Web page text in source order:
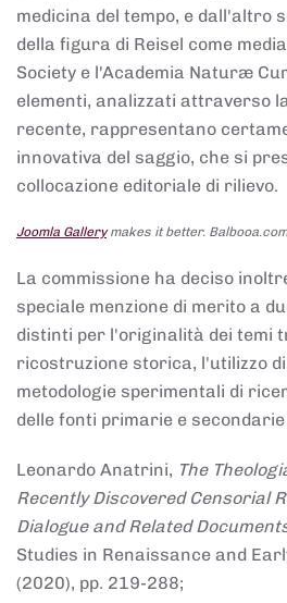
medicina del tempo, e dall'altro
della figura di Reisel come
Society e l'Academia Naturæ
elementi, analizzati attraverso
recente, rappresentano
innovativa del saggio, che si
collocazione editoriale di rilievo.
Joomla Gallerymakes it better. Balbooa.com
La commissione ha deciso
speciale menzione di merito a
distinti per l'originalità dei temi
ricostruzione storica, l'utilizzo
metodologie sperimentali di
delle fonti primarie e
Leonardo Anatrini, The
Recently Discovered Censorial
Dialogue and Related
Studies in Renaissance and
(2020), pp. 219-288;